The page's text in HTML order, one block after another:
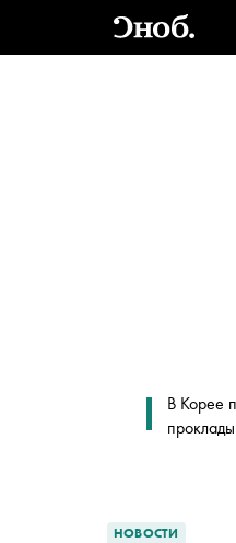
В Корее
НОВОСТИ